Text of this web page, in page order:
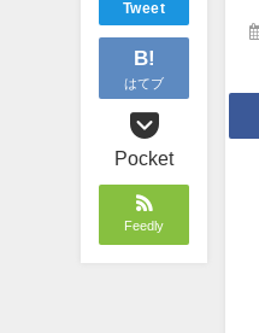
Tweet
B!
はてブ
Pocket
Feedly